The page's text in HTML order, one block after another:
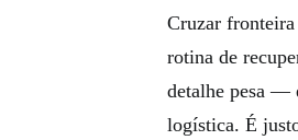
Cruzar fronteira
rotina de
detalhe pesa —
logística. É